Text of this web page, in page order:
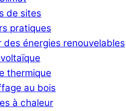
de sites
pratiques
énergies renouvelables
thermique
au bois
à chaleur